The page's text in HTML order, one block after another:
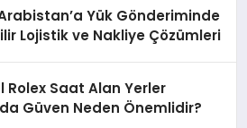
Yük Gönderiminde
Lojistik ve Nakliye Çözümleri
Rolex Saat Alan Yerler
Güven Neden Önemlidir?